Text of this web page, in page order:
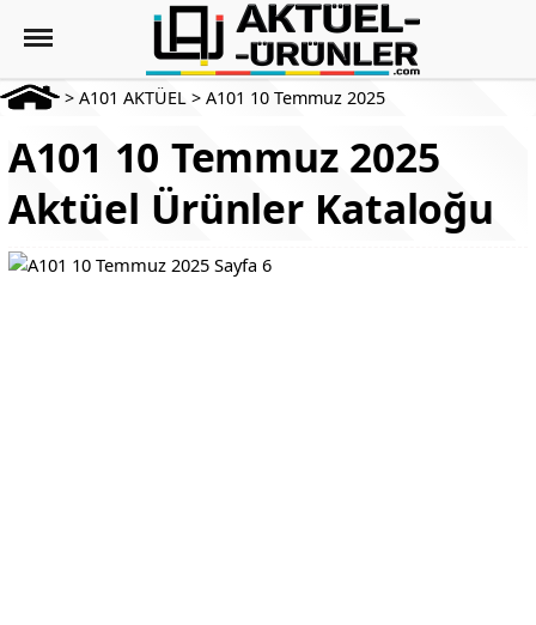
> A101 AKTÜEL > A101 10 Temmuz 2025
A101 10 Temmuz 2025
Aktüel Ürünler Kataloğu